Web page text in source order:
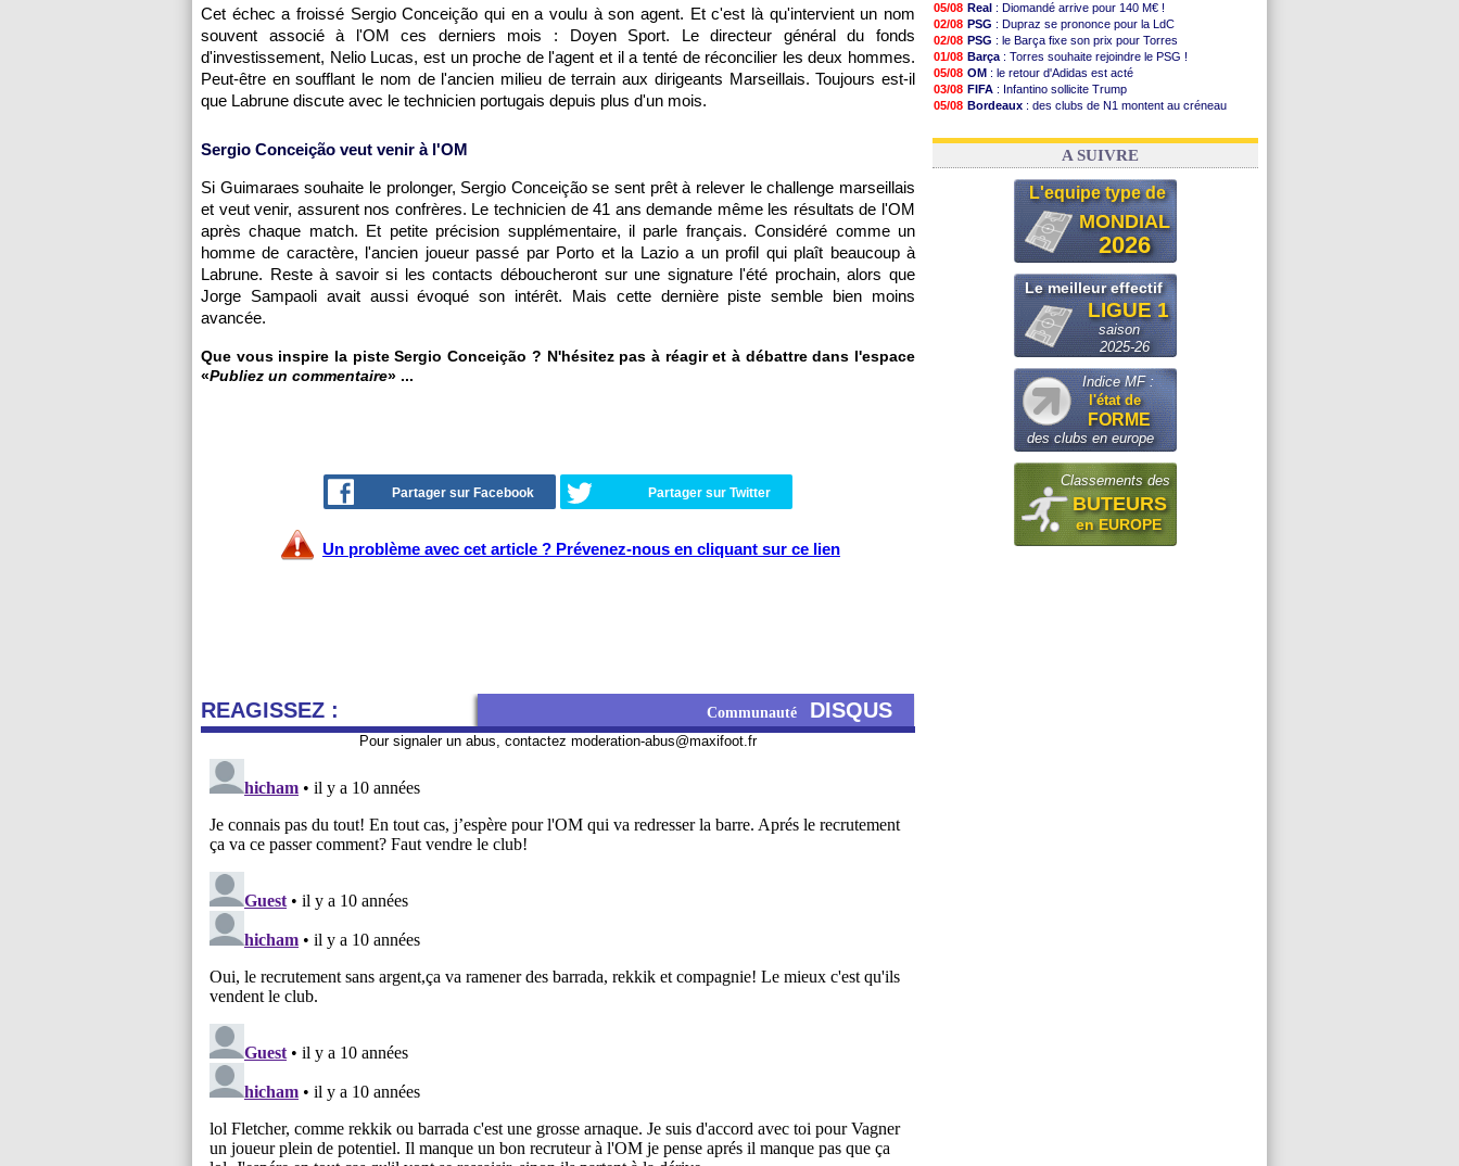
Cet échec a froissé Sergio Conceição qui en a voulu à son agent. Et c'est là qu'intervient un nom
souvent associé à l'OM ces derniers mois : Doyen Sport. Le directeur général du fonds
d'investissement, Nelio Lucas, est un proche de l'agent et il a tenté de réconcilier les deux hommes.
Peut-être en soufflant le nom de l'ancien milieu de terrain aux dirigeants Marseillais. Toujours est-il
que Labrune discute avec le technicien portugais depuis plus d'un mois.
Sergio Conceição veut venir à l'OM
Si Guimaraes souhaite le prolonger, Sergio Conceição se sent prêt à relever le challenge marseillais
et veut venir, assurent nos confrères. Le technicien de 41 ans demande même les résultats de l'OM
après chaque match. Et petite précision supplémentaire, il parle français. Considéré comme un
homme de caractère, l'ancien joueur passé par Porto et la Lazio a un profil qui plaît beaucoup à
Labrune. Reste à savoir si les contacts déboucheront sur une signature l'été prochain, alors que
Jorge Sampaoli avait aussi évoqué son intérêt. Mais cette dernière piste semble bien moins
avancée.
Que vous inspire la piste Sergio Conceição ? N'hésitez pas à réagir et à débattre dans l'espace
«Publiez un commentaire» ...
Partager sur Facebook Partager sur Twitter
Un problème avec cet article ? Prévenez-nous en cliquant sur ce lien
REAGISSEZ : Communauté DISQUS
Pour signaler un abus, contactez moderation-abus@maxifoot.fr
05/08 Real : Diomandé arrive pour 140 M€ !
02/08 PSG : Dupraz se prononce pour la LdC
02/08 PSG : le Barça fixe son prix pour Torres
01/08 Barça : Torres souhaite rejoindre le PSG !
05/08 OM : le retour d'Adidas est acté
03/08 FIFA : Infantino sollicite Trump
05/08 Bordeaux : des clubs de N1 montent au créneau
03/08 Real: le démenti de Leipzig pour Diomandé
A SUIVRE
L'equipe type de
MONDIAL
2026
Le meilleur effectif
LIGUE 1
saison
2025-26
Indice MF :
l'état de
FORME
des clubs en europe
Classements des
BUTEURS
en EUROPE